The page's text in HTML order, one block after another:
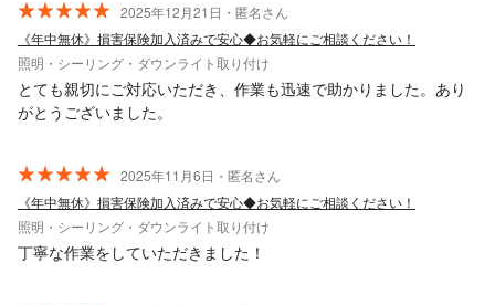
2025年12月21日・匿名さん
《年中無休》損害保険加入済みで安心◆お気軽にご相談ください！
照明・シーリング・ダウンライト取り付け
とても親切にご対応いただき、作業も迅速で助かりました。あり
がとうございました。
2025年11月6日・匿名さん
《年中無休》損害保険加入済みで安心◆お気軽にご相談ください！
照明・シーリング・ダウンライト取り付け
丁寧な作業をしていただきました！